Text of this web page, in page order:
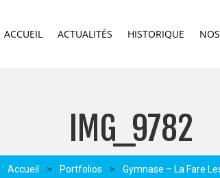
ACCUEIL ACTUALITÉS HISTORIQUE
IMG_9782
Accueil > Portfolios > Gymnase – La Fare